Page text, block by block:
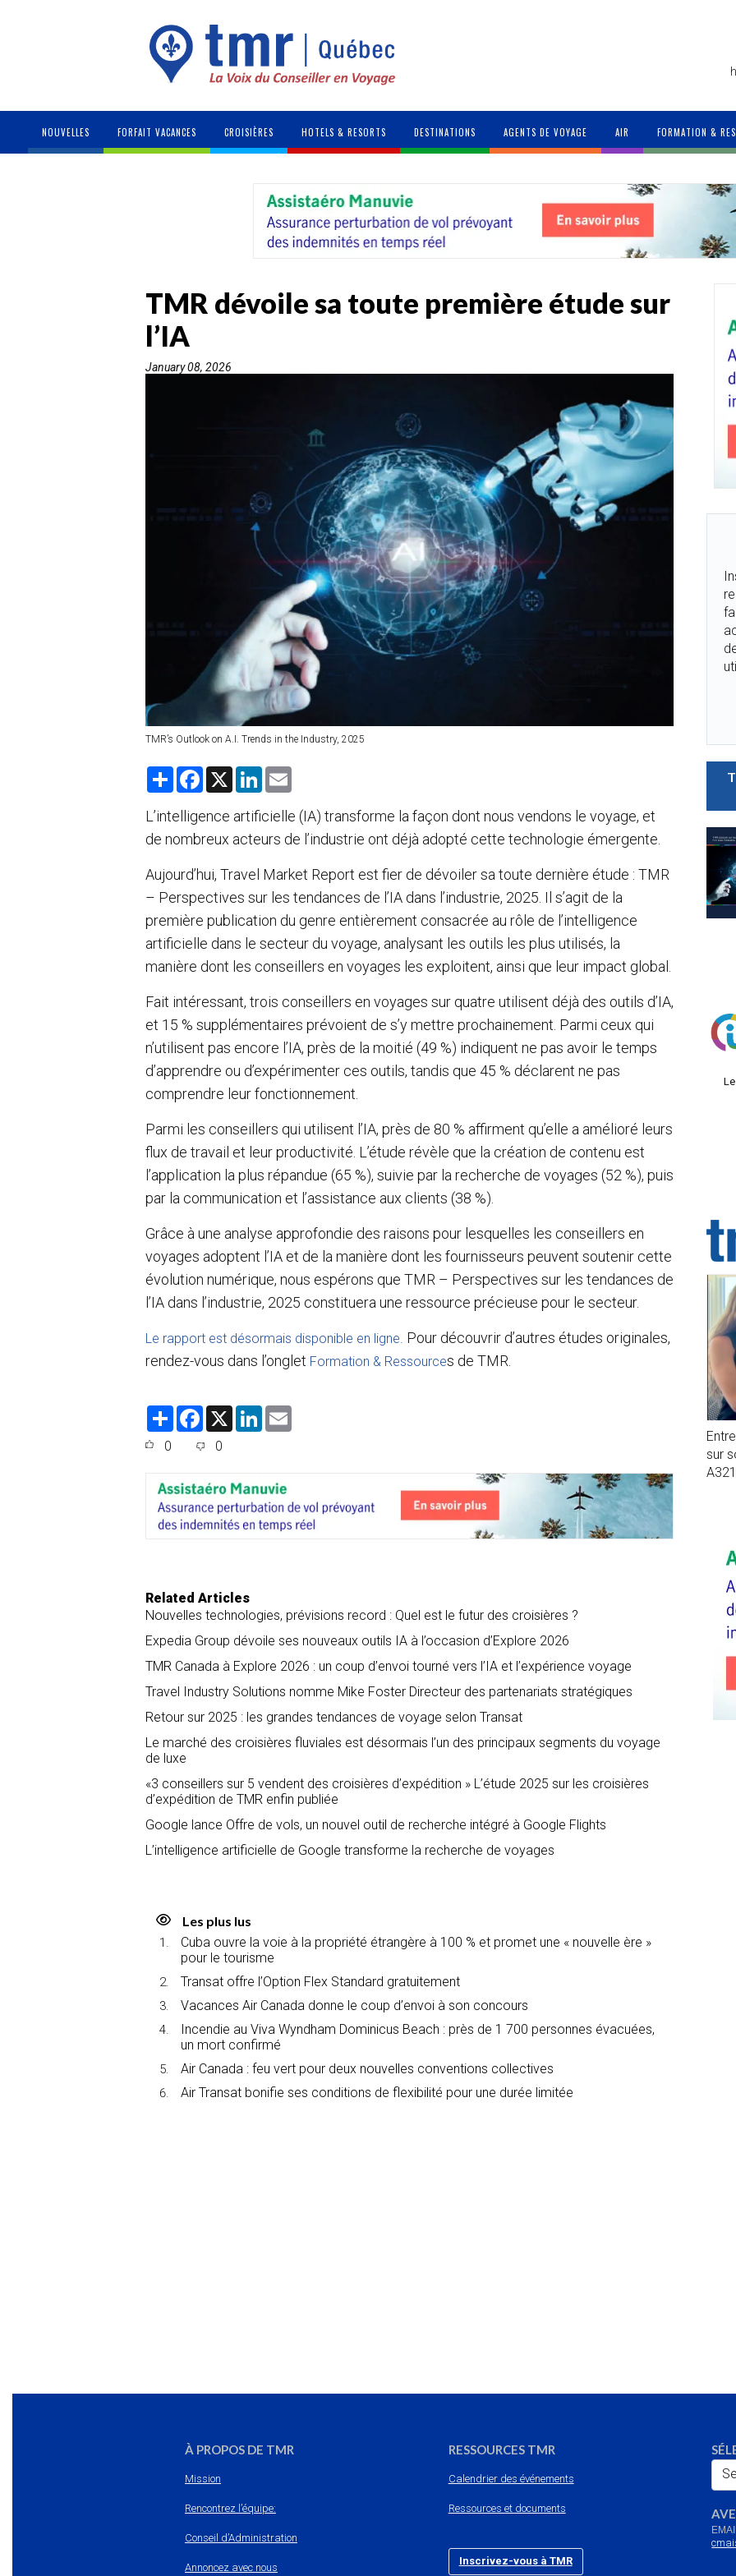
NOUVELLES FORFAIT VACANCES CROISIÈRES HOTELS & RESORTS DESTINATIONS AGENTS DE VOYAGE AIR FORMATION &
TMR dévoile sa toute première étude sur
l’IA
January 08, 2026
TMR’s Outlook on A.I. Trends in the Industry, 2025
S
r
e
F
e
b
o
X
L
k
e
d
i
l
L’intelligence artificielle (IA) transforme la façon dont nous vendons le voyage, et
de nombreux acteurs de l’industrie ont déjà adopté cette technologie émergente.
Aujourd’hui, Travel Market Report est fier de dévoiler sa toute dernière étude : TMR
– Perspectives sur les tendances de l’IA dans l’industrie, 2025. Il s’agit de la
première publication du genre entièrement consacrée au rôle de l’intelligence
artificielle dans le secteur du voyage, analysant les outils les plus utilisés, la
manière dont les conseillers en voyages les exploitent, ainsi que leur impact global.
Fait intéressant, trois conseillers en voyages sur quatre utilisent déjà des outils d’IA,
et 15 % supplémentaires prévoient de s’y mettre prochainement. Parmi ceux qui
n’utilisent pas encore l’IA, près de la moitié (49 %) indiquent ne pas avoir le temps
d’apprendre ou d’expérimenter ces outils, tandis que 45 % déclarent ne pas
comprendre leur fonctionnement.
Parmi les conseillers qui utilisent l’IA, près de 80 % affirment qu’elle a amélioré leurs
flux de travail et leur productivité. L’étude révèle que la création de contenu est
l’application la plus répandue (65 %), suivie par la recherche de voyages (52 %), puis
par la communication et l’assistance aux clients (38 %).
Grâce à une analyse approfondie des raisons pour lesquelles les conseillers en
voyages adoptent l’IA et de la manière dont les fournisseurs peuvent soutenir cette
évolution numérique, nous espérons que TMR – Perspectives sur les tendances de
l’IA dans l’industrie, 2025 constituera une ressource précieuse pour le secteur.
Le rapport est désormais disponible en ligne. Pour découvrir d’autres études originales,
rendez-vous dans l’onglet Formation & Ressources de TMR.
S
F
e
o
k
X
L
I
n
0 0
Related Articles
Nouvelles technologies, prévisions record : Quel est le futur des croisières ?
Expedia Group dévoile ses nouveaux outils IA à l’occasion d’Explore 2026
TMR Canada à Explore 2026 : un coup d’envoi tourné vers l’IA et l’expérience voyage
Travel Industry Solutions nomme Mike Foster Directeur des partenariats stratégiques
Retour sur 2025 : les grandes tendances de voyage selon Transat
Le marché des croisières fluviales est désormais l’un des principaux segments du voyage
de luxe
«3 conseillers sur 5 vendent des croisières d’expédition » L’étude 2025 sur les croisières
d’expédition de TMR enfin publiée
Google lance Offre de vols, un nouvel outil de recherche intégré à Google Flights
L’intelligence artificielle de Google transforme la recherche de voyages
Les plus lus
Cuba ouvre la voie à la propriété étrangère à 100 % et promet une « nouvelle ère »
pour le tourisme
Transat offre l’Option Flex Standard gratuitement
Vacances Air Canada donne le coup d’envoi à son concours
Incendie au Viva Wyndham Dominicus Beach : près de 1 700 personnes évacuées,
un mort confirmé
Air Canada : feu vert pour deux nouvelles conventions collectives
Air Transat bonifie ses conditions de flexibilité pour une durée limitée
sur
À PROPOS DE TMR
Mission
Rencontrez l’équipe:
Conseil d’Administration
Annoncez avec nous
RESSOURCES TMR
Calendrier des événements
Ressources et documents
Inscrivez-vous à TMR